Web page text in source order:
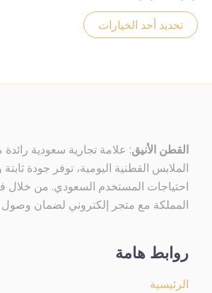
تحديد أحد الخيارات
المنتج.
القطن الأنيق: علامة تجارية سعودية
الملابس القطنية اليومية، توفر جودة
احتياجات المستخدم السعودي. من خلال
المملكة مع متجر إلكتروني لضمان
روابط هامة
الرئيسية